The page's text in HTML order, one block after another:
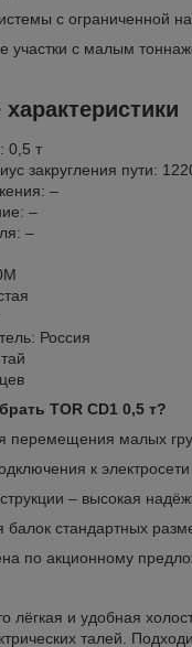
с ограниченной
участки с малым
0,5 т
закругления пути:
–
–
–
Россия
TOR CD1 0,5 т?
перемещения малых
к электросети
– высокая
балок стандартных
по акционному
лёгкая и удобная
талей.